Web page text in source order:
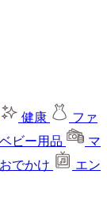
健康
ファ
ベビー用品
マ
おでかけ
エン